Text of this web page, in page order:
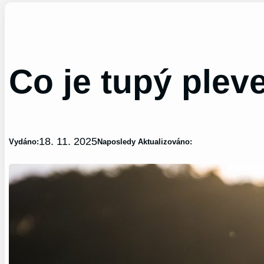
Co je tupý
Vydáno:18. 11. 2025Naposledy Aktualizováno: